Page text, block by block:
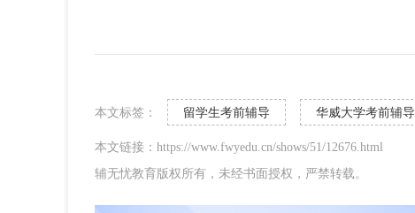
本文标签： 留学生考前辅导 华威大学考前辅导
本文链接：https://www.fwyedu.cn/shows/51/12676.html
辅无忧教育版权所有，未经书面授权，严禁转载。